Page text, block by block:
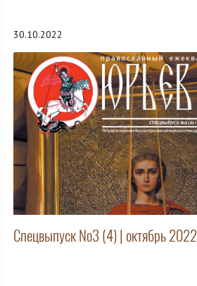
30.10.2022
Спецвыпуск №3 (4) | октябрь 2022